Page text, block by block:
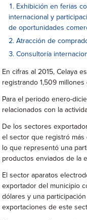
Exhibición en ferias
internacional y
de oportunidades
Atracción de
Consultoría
En cifras al 2015, Celaya
registrando 1,509
Para el periodo enero-
relacionados con la
De los sectores
el sector que registró más
lo que representó una
productos enviados de la
El sector aparatos
exportador del municipio
dólares y una
exportaciones de este